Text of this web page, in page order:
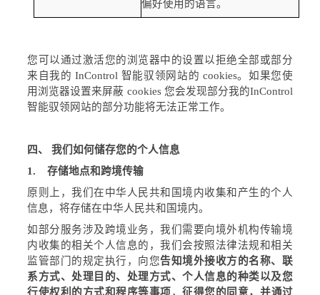
偏好使用的语言。
您可以通过激活您的浏览器中的设置以拒绝全部或部分
来自我的 InControl 智能驭领网站的 cookies。如果您使
用浏览器设置来屏蔽 cookies 您会发现部分我的InControl
智能驭领网站的部分功能将无法正常工作。
四、
我们如何储存您的个人信息
1.
存储地点和跨境传输
原则上，我们在中华人民共和国境内收集和产生的个人
信息，将存储在中华人民共和国境内。
如部分服务涉及跨境业务，我们需要向境外机构传输境
内收集的相关个人信息的，我们会按照法律法规和相关
监管部门的规定执行，向您告知境外接收方的名称、联
系方式、处理目的、处理方式、个人信息的种类以及您
行使权利的方式和程序等事项 ，征得您的同意，并通过